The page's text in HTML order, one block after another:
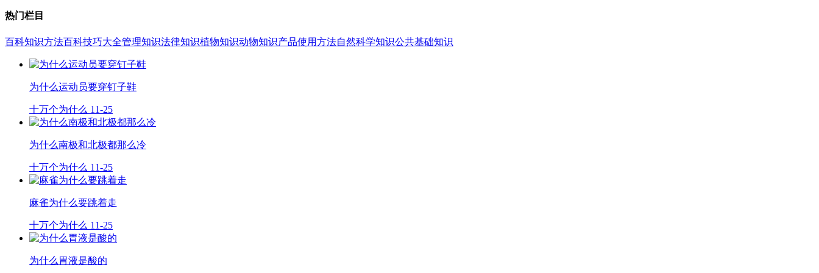
热门栏目
百科知识方法百科技巧大全管理知识法律知识植物知识动物知识产品使用方法自然科学知识公共基础知识
为什么运动员要穿钉子鞋
十万个为什么 11-25
为什么南极和北极都那么冷
十万个为什么 11-25
麻雀为什么要跳着走
十万个为什么 11-25
为什么胃液是酸的